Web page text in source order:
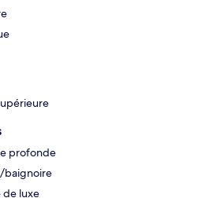
profonde
baignoire
de luxe